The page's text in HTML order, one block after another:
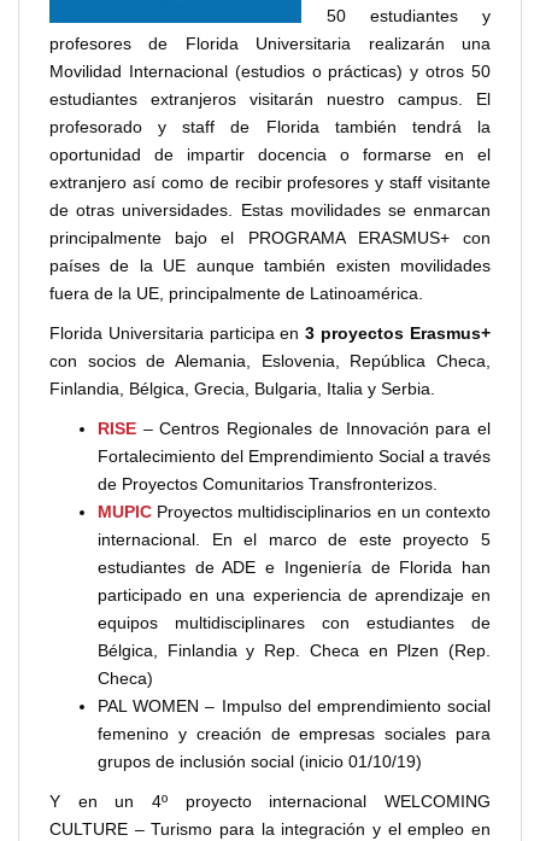
50 estudiantes y
profesores de Florida Universitaria realizarán una
Movilidad Internacional (estudios o prácticas) y otros 50
estudiantes extranjeros visitarán nuestro campus. El
profesorado y staff de Florida también tendrá la
oportunidad de impartir docencia o formarse en el
extranjero así como de recibir profesores y staff visitante
de otras universidades. Estas movilidades se enmarcan
principalmente bajo el PROGRAMA ERASMUS+ con
países de la UE aunque también existen movilidades
fuera de la UE, principalmente de Latinoamérica.
Florida Universitaria participa en3 proyectos Erasmus+
con socios de Alemania, Eslovenia, República Checa,
Finlandia, Bélgica, Grecia, Bulgaria, Italia y Serbia.
RISE – Centros Regionales de Innovación para el
Fortalecimiento del Emprendimiento Social a través
de Proyectos Comunitarios Transfronterizos.
MUPIC Proyectos multidisciplinarios en un contexto
internacional. En el marco de este proyecto 5
estudiantes de ADE e Ingeniería de Florida han
participado en una experiencia de aprendizaje en
equipos multidisciplinares con estudiantes de
Bélgica, Finlandia y Rep. Checa en Plzen (Rep.
Checa)
PAL WOMEN – Impulso del emprendimiento social
femenino y creación de empresas sociales para
grupos de inclusión social (inicio 01/10/19)
Y en un 4º proyecto internacional WELCOMING
CULTURE – Turismo para la integración y el empleo en